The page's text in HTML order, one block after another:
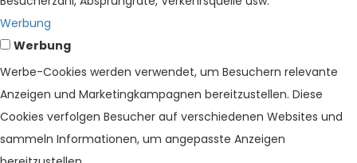
Werbung
Werbung
Werbe-Cookies werden verwendet, um Besuchern relevante
Anzeigen und Marketingkampagnen bereitzustellen. Diese
Cookies verfolgen Besucher auf verschiedenen Websites und
sammeln Informationen, um angepasste Anzeigen